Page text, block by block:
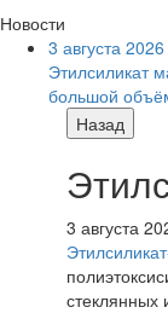
Новости
3 августа 2026
Этилсиликат
большой
Назад
3 августа
стеклянных